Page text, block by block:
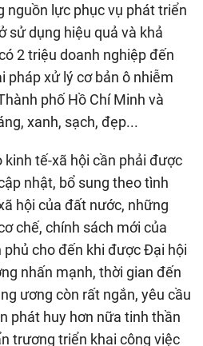
nguồn lực phục vụ phát triển
sử dụng hiệu quả và khả
2 triệu doanh nghiệp đến
pháp xử lý cơ bản ô nhiễm
phố Hồ Chí Minh và
xanh, sạch, đẹp...
kinh tế-xã hội cần phải được
nhật, bổ sung theo tình
hội của đất nước, những
chế, chính sách mới của
cho đến khi được Đại hội
nhấn mạnh, thời gian đến
ương còn rất ngắn, yêu cầu
phát huy hơn nữa tinh thần
trương triển khai công việc